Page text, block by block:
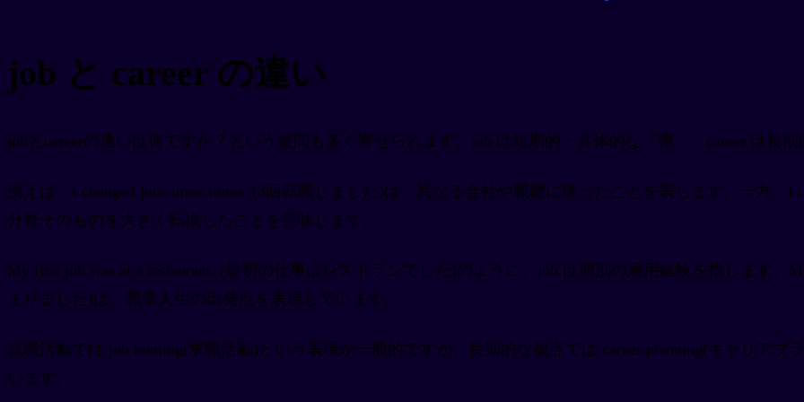
job と career の違い
jobとcareerの違いは何ですか？という疑問も多く寄せられます。job は短期的・具体的な「職」、career は長
例えば、I changed jobs three times. (3回転職しました)は、異なる会社や職種に移ったことを表します。一方、I
分野そのものを大きく転換したことを意味します。
My first job was at a restaurant. (最初の仕事はレストランでした)のように、job は個別の雇用経験を指します。
まりました)は、職業人生の出発点を表現しています。
就職活動では job hunting(求職活動)という表現が一般的ですが、長期的な視点では career planning(キャリアプ
います。